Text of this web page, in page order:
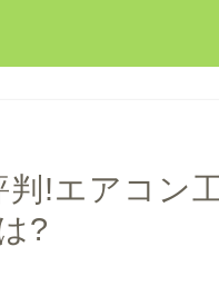
判!エアコン
?